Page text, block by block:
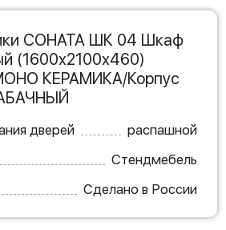
СОНАТА ШК 04 Шкаф
(1600х2100х460)
КЕРАМИКА/Корпус
дверей
распашной
Стендмебель
Сделано в России